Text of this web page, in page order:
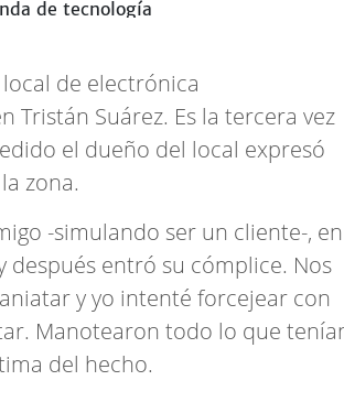
de electrónica
Tristán Suárez. Es la tercera vez
el dueño del local expresó
zona.
-simulando ser un cliente-, en
entró su cómplice. Nos
y yo intenté forcejear con
Manotearon todo lo que
del hecho.